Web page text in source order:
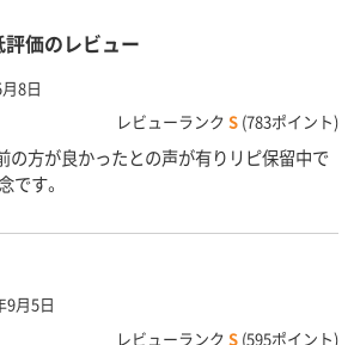
価のレビュー
8日
レビューランク S (783ポイント)
の方が良かったとの声が有りリピ保留中で
です。
9月5日
レビューランク S (595ポイント)